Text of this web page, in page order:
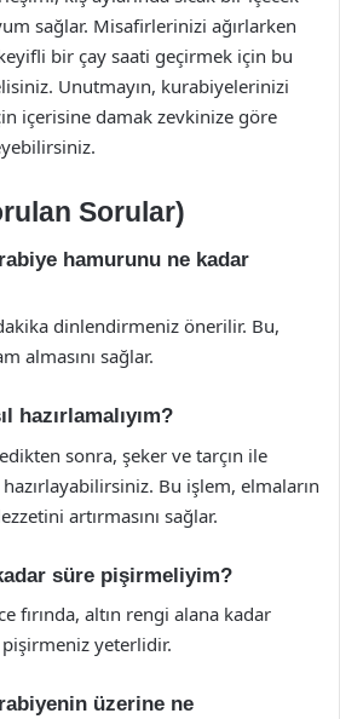
sağlar. Misafirlerinizi ağırlarken
bir çay saati geçirmek için bu
Unutmayın, kurabiyelerinizi
içerisine damak zevkinize göre
Sorular)
hamurunu ne kadar
dinlendirmeniz önerilir. Bu,
almasını sağlar.
hazırlamalıyım?
sonra, şeker ve tarçın ile
Bu işlem, elmaların
artırmasını sağlar.
süre pişirmeliyim?
fırında, altın rengi alana kadar
yeterlidir.
üzerine ne